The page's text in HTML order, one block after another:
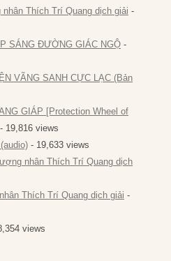
Thích Trí Quang dịch giải -
SÁNG ĐƯỜNG GIÁC NGỘ -
VÃNG SANH CỰC LẠC (Bản
GIÁP [Protection Wheel of
- 19,816 views
- 19,633 views
nhân Thích Trí Quang dịch
Thích Trí Quang dịch giải -
views